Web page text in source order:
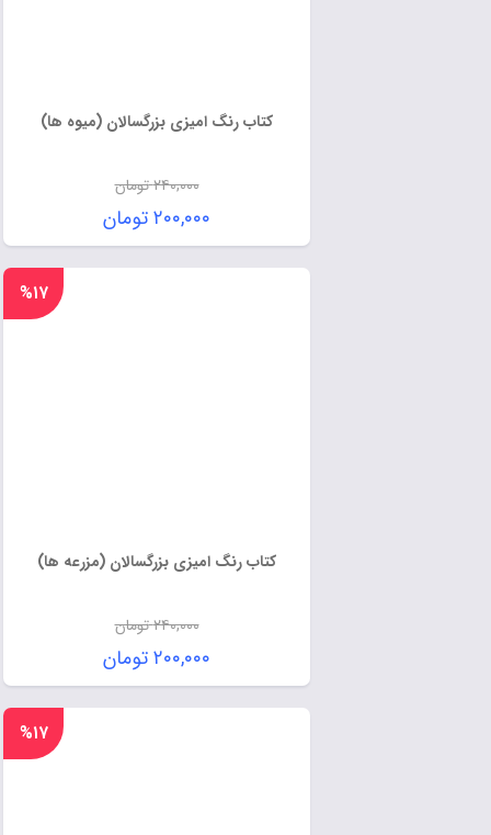
کتاب رنگ امیزی بزرگسالان (میوه ها)
۲۴۰,۰۰۰تومان
۲۰۰,۰۰۰تومان
کتاب رنگ امیزی بزرگسالان (مزرعه ها)
۲۴۰,۰۰۰تومان
۲۰۰,۰۰۰تومان
%۱۷
%۱۷